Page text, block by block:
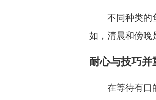
不同种类的
如，清晨和傍晚
耐心与技巧并
在等待有口